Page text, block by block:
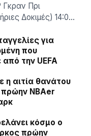
Γκραν Πρι
Δοκιμές) 14:0…
για
που
την UEFA
η αιτία θανάτου
NBAer
κόσμο ο
πρώην